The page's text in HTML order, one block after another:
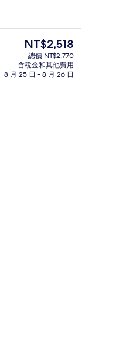
外游泳池，提供日光浴躺椅
目
前
的
價
NT$2,518
總價 NT$2,770
含稅金和其他費用
8 月 25 日 - 8 月 26 日